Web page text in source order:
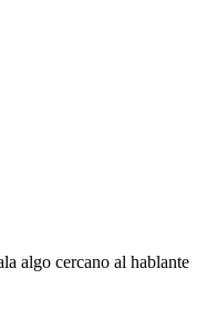
algo cercano al hablante